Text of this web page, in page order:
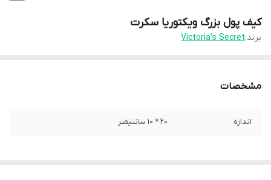
کیف پول بزرگ ویکتوریا سکرت
برند:Victoria’s Secret
مشخصات
اندازه 20 * 10 سانتیمتر